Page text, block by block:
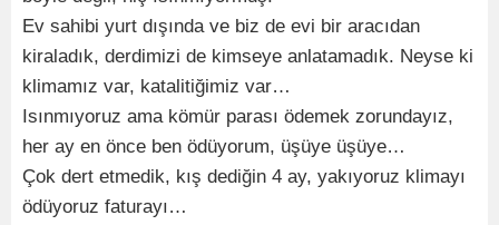
Ev sahibi yurt dışında ve biz de evi bir aracıdan
kiraladık, derdimizi de kimseye anlatamadık. Neyse ki
klimamız var, katalitiğimiz var…
Isınmıyoruz ama kömür parası ödemek zorundayız,
her ay en önce ben ödüyorum, üşüye üşüye…
Çok dert etmedik, kış dediğin 4 ay, yakıyoruz klimayı
ödüyoruz faturayı…